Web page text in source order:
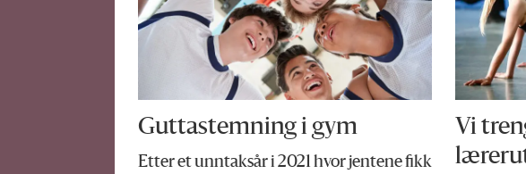
Guttastemning i gym
Etter et unntaksår i 2021 hvor jentene fikk
Vi